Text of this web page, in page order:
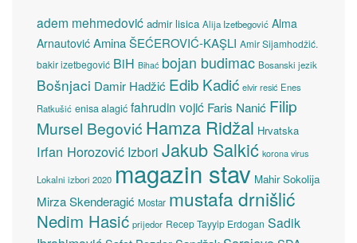
adem mehmedović admir lisica Alija Izetbegović Alma
Arnautović Amina ŠEĆEROVIĆ-KAŞLI Amir Sijamhodžić.
bakir izetbegović BiH Bihać bojan budimac Bosanski jezik
Bošnjaci Damir Hadžić Edib Kadić elvir resić Enes
Ratkušić enisa alagić fahrudin vojić Faris Nanić Filip
Mursel Begović Hamza Ridžal Hrvatska
Irfan Horozović Izbori Jakub Salkić korona virus
Lokalni izbori 2020 magazin stav Mahir Sokolija
Mirza Skenderagić Mostar mustafa drnišlić
Nedim Hasić prijedor Recep Tayyip Erdogan Sadik